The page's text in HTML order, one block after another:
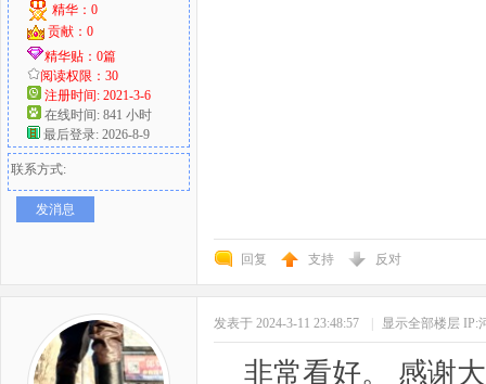
精华：0
贡献：0
精华贴：0篇
阅读权限：30
注册时间: 2021-3-6
在线时间: 841 小时
最后登录: 2026-8-9
联系方式:
发消息
回复 支持 反对
发表于 2024-3-11 23:48:57 显示全部楼层 IP:
非常看好。 感谢